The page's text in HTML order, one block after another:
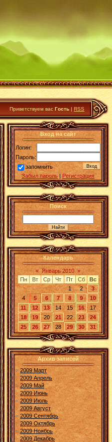
Приветствуем вас Гость | RSS
Вход на сайт
Логин:
Пароль:
запомнить
Забыл пароль | Регистрация
Поиск
Календарь
« Январь 2010 »
Пн
Вт Ср Чт Пт Сб
Вс
1
2
3
4
5 6 7 8 9
10
11
12 13 14 15 16
17
18
19 20 21 22 23
24
25
26 27 28 29 30 31
Архив записей
2009 Март
2009 Апрель
2009 Май
2009 Июнь
2009 Июль
2009 Август
2009 Сентябрь
2009 Октябрь
2009 Ноябрь
2009 Декабрь